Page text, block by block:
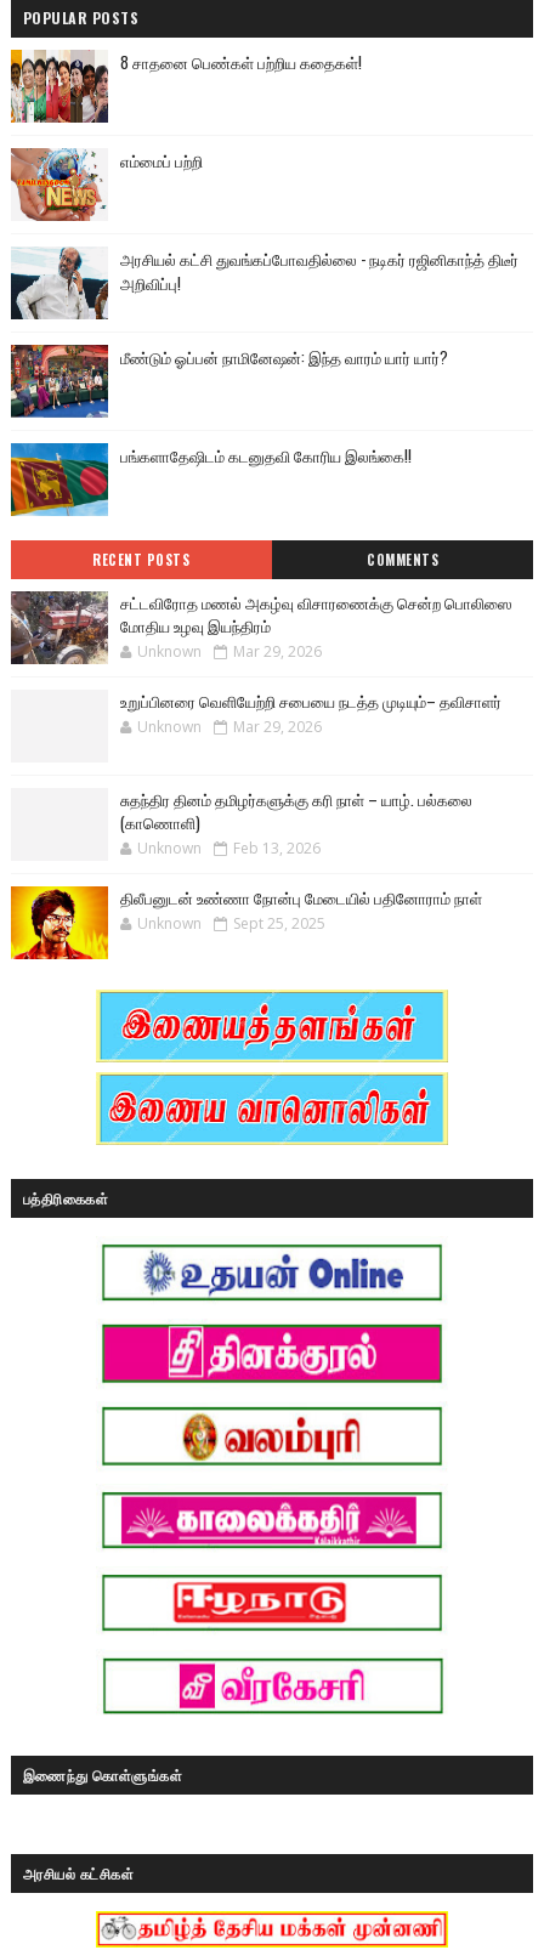
POPULAR POSTS
8 சாதனை பெண்கள் பற்றிய கதைகள்!
எம்மைப் பற்றி
அரசியல் கட்சி துவங்கப்போவதில்லை - நடிகர் ரஜினிகாந்த் திடீர்
அறிவிப்பு!
மீண்டும் ஓப்பன் நாமினேஷன்: இந்த வாரம் யார் யார்?
பங்களாதேஷிடம் கடனுதவி கோரிய இலங்கை!!
RECENT POSTS COMMENTS
சட்டவிரோத மணல் அகழ்வு விசாரணைக்கு சென்ற பொலிஸை
மோதிய உழவு இயந்திரம்
Unknown Mar 29, 2026
உறுப்பினரை வெளியேற்றி சபையை நடத்த முடியும்– தவிசாளர்
Unknown Mar 29, 2026
சுதந்திர தினம் தமிழர்களுக்கு கரி நாள் – யாழ். பல்கலை
(காணொளி)
Unknown Feb 13, 2026
திலீபனுடன் உண்ணா நோன்பு மேடையில் பதினோராம் நாள்
Unknown Sept 25, 2025
பத்திரிகைகள்
இணைந்து கொள்ளுங்கள்
அரசியல் கட்சிகள்